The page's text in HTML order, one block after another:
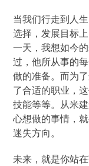
当我们行走到人
选择，发展目标
一天，我想如今
过，他所从事的
做的准备。而为
了合适的职业，
技能等等。从米
心想做的事情，
迷失方向。
未来，就是你站